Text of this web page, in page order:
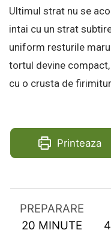
Ultimul strat nu se
intai cu un strat
uniform resturile
tortul devine
cu o crusta de
Printeaza
PREPARARE
20MINUTES
MINUTE